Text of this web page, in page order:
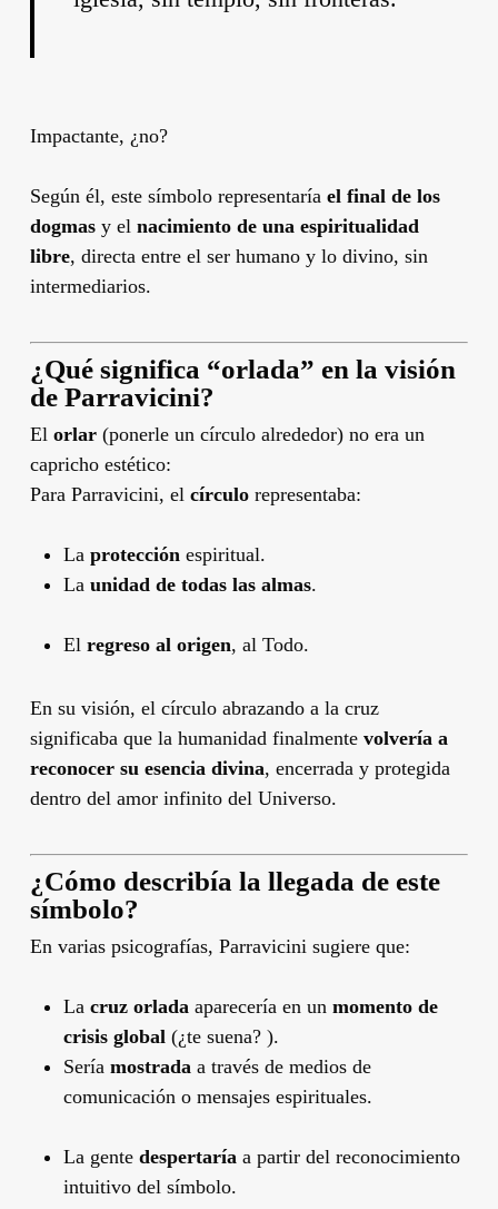
Impactante, ¿no?
Según él, este símbolo representaría el final de los
dogmasy el nacimiento de una espiritualidad
libre, directa entre el ser humano y lo divino, sin
intermediarios.
¿Qué significa “orlada” en la visión
de Parravicini?
El orlar(ponerle un círculo alrededor) no era un
capricho estético:
Para Parravicini, el círculorepresentaba:
La protecciónespiritual.
La unidad de todas las almas.
El regreso al origen, al Todo.
En su visión, el círculo abrazando a la cruz
significaba que la humanidad finalmente volvería a
reconocer su esencia divina, encerrada y protegida
dentro del amor infinito del Universo.
¿Cómo describía la llegada de este
símbolo?
En varias psicografías, Parravicini sugiere que:
La cruz orladaaparecería en un momento de
crisis global(¿te suena? ).
Sería mostradaa través de medios de
comunicación o mensajes espirituales.
La gente despertaríaa partir del reconocimiento
intuitivo del símbolo.